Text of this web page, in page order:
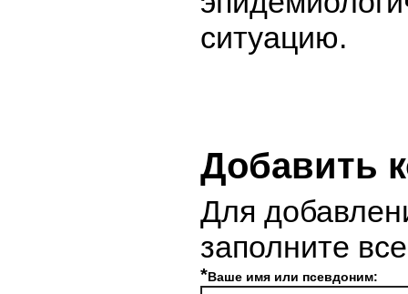
ситуацию.
Добавить
Для
заполните
*Ваше имя или псевдоним: